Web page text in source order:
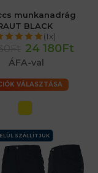
munkanadrág
BLACK
(1x)
24 180Ft
ÁFA-val
VÁLASZTÁSA
SZÁLLÍTJUK